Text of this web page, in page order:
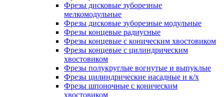
Фрезы дисковые зуборезные
мелкомодульные
Фрезы дисковые зуборезные модульные
Фрезы концевые радиусные
Фрезы концевые с коническим хвостовиком
Фрезы концевые с цилиндрическим
хвостовиком
Фрезы полукруглые вогнутые и выпуклые
Фрезы цилиндрические насадные и к/х
Фрезы шпоночные с коническим
хвостовиком